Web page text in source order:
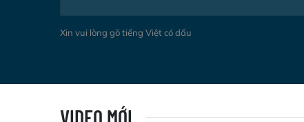
Xin vui lòng gõ tiếng Việt có dấu